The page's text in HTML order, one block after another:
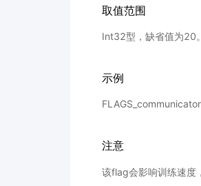
取值范围
Int32型，缺省值为20
示例
注意
该flag会影响训练速度